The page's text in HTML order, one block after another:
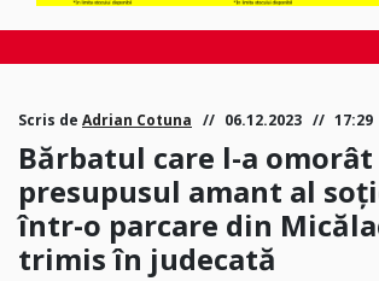
Scris de Adrian Cotuna 06.12.2023 17:29
Bărbatul care l-a omorât
presupusul amant al
într-o parcare din
trimis în judecată